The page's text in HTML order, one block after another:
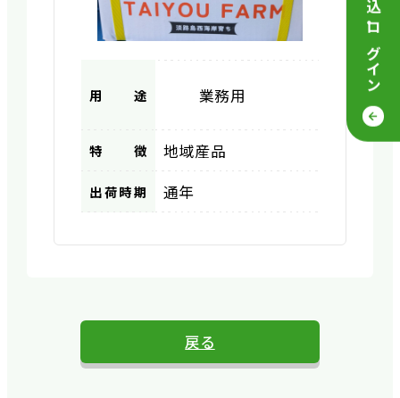
・
ログイン
用途 業務用
特徴 地域産品
出荷時期 通年
戻る